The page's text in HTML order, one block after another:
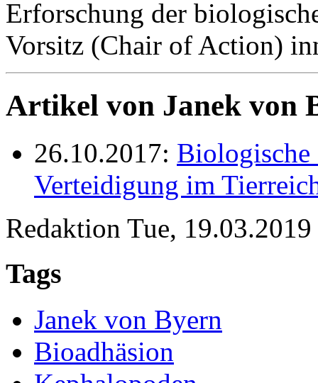
Erforschung der
Vorsitz (Chair of Action)
Artikel von Janek von
26.10.2017:
Verteidigung im
Redaktion Tue,
Tags
Janek von Byern
Bioadhäsion